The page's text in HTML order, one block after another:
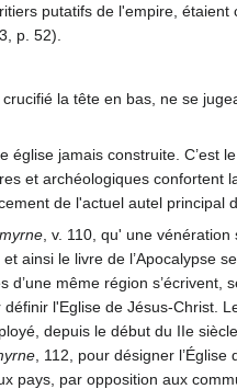
putatifs de l'empire, étaient
p. 52).
la tête en bas, ne se
jamais construite.
et archéologiques
de l'actuel autel principal
, v. 110, qu' une
ainsi le livre de l’Apocalypse
même région s’écrivent,
l'Eglise de Jésus-Christ.
depuis le début du IIe
, 112, pour désigner
pays, par opposition aux